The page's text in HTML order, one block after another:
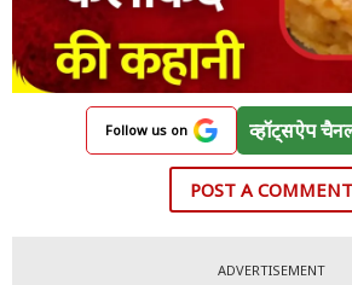
Follow us on व्हॉट्सऐप
POST A COMMENT
ADVERTISEMENT